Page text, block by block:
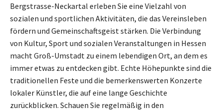
Bergstrasse-Neckartal erleben Sie eine Vielzahl von
sozialen und sportlichen Aktivitäten, die das Vereinsleben
fördern und Gemeinschaftsgeist stärken. Die Verbindung
von Kultur, Sport und sozialen Veranstaltungen in Hessen
macht Groß-Umstadt zu einem lebendigen Ort, an dem es
immer etwas zu entdecken gibt. Echte Höhepunkte sind die
traditionellen Feste und die bemerkenswerten Konzerte
lokaler Künstler, die auf eine lange Geschichte
zurückblicken. Schauen Sie regelmäßig in den